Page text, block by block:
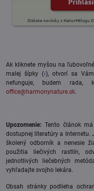
Ak kliknete myšou na
malej šípky (›), otvorí sa
nefunguje, budem
office@harmonynature.sk.
Upozornenie: Tento článok
dostupnej literatúry a Internetu.
školený odborník a nenesie
použitia liečivých rastlín,
jednotlivých liečebných
vyhľadajte svojho lekára.
Obsah stránky podlieha